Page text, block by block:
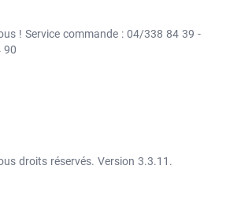
! Service commande : 04/338 84 39 -
90
droits réservés. Version 3.3.11.